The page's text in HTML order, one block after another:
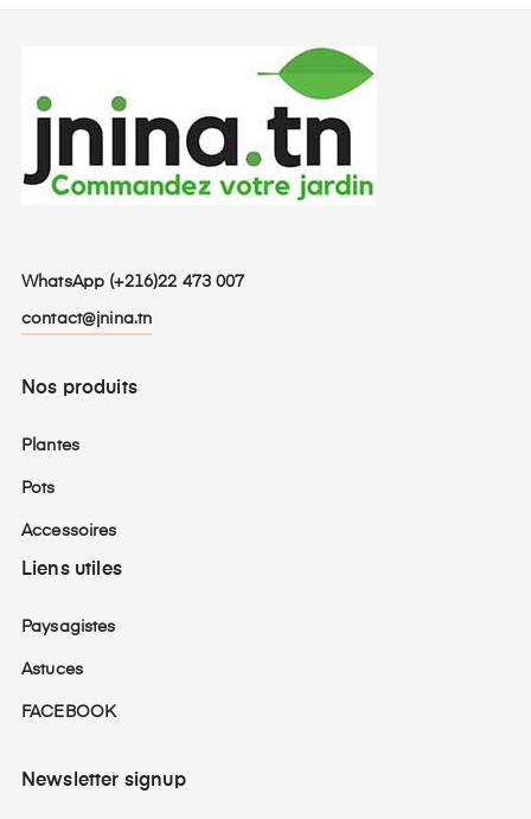
WhatsApp (+216)22 473 007
contact@jnina.tn
Nos produits
Plantes
Pots
Accessoires
Liens utiles
Paysagistes
Astuces
FACEBOOK
Newsletter signup